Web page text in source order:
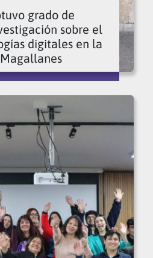
grado de
sobre el
digitales en la